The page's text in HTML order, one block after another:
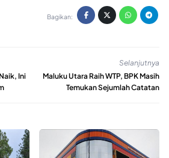
Bagikan:
Ini
Selanjutnya
Maluku Utara Raih WTP, BPK Masih
Temukan Sejumlah Catatan